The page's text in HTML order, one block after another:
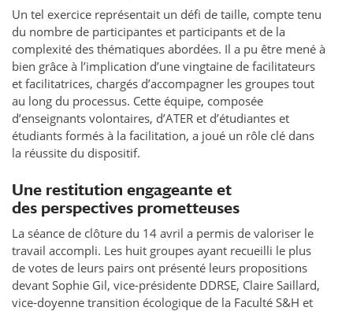
Un tel exercice représentait un défi de taille, compte tenu
du nombre de participantes et participants et de la
complexité des thématiques abordées. Il a pu être mené à
bien grâce à l’implication d’une vingtaine de facilitateurs
et facilitatrices, chargés d’accompagner les groupes tout
au long du processus. Cette équipe, composée
d’enseignants volontaires, d’ATER et d’étudiantes et
étudiants formés à la facilitation, a joué un rôle clé dans
la réussite du dispositif.
Une restitution engageante et
des perspectives prometteuses
La séance de clôture du 14 avril a permis de valoriser le
travail accompli. Les huit groupes ayant recueilli le plus
de votes de leurs pairs ont présenté leurs propositions
devant Sophie Gil, vice-présidente DDRSE, Claire Saillard,
vice-doyenne transition écologique de la Faculté S&H et